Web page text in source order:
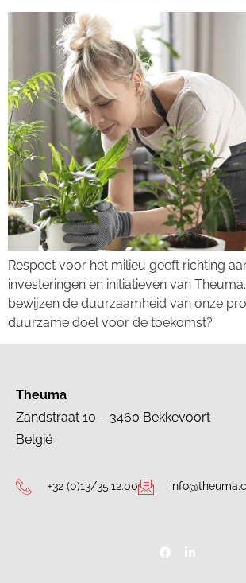
Respect voor het milieu geeft richting
investeringen en initiatieven van
bewijzen de duurzaamheid van onze
duurzame doel voor de toekomst?
Theuma
Zandstraat 10 – 3460 Bekkevoort
België
+32 (0)13/35.12.00